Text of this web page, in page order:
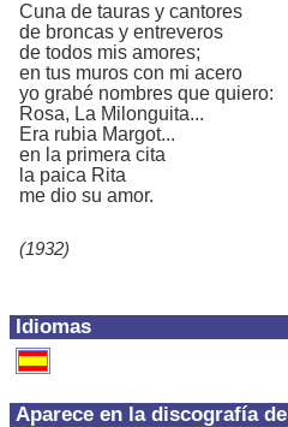
Idiomas
Aparece en la discografía de
Cuna de tauras y cantores
de broncas y entreveros
de todos mis amores;
en tus muros con mi acero
yo grabé nombres que quiero:
Rosa, La Milonguita...
Era rubia Margot...
en la primera cita
la paica Rita
me dio su amor.
(1932)